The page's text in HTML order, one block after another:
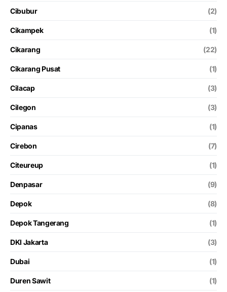
Cibubur (2)
Cikampek (1)
Cikarang (22)
Cikarang Pusat (1)
Cilacap (3)
Cilegon (3)
Cipanas (1)
Cirebon (7)
Citeureup (1)
Denpasar (9)
Depok (8)
Depok Tangerang (1)
DKI Jakarta (3)
Dubai (1)
Duren Sawit (1)